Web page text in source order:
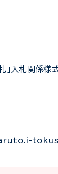
」入札関係様